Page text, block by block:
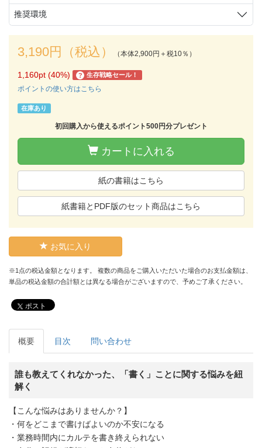
推奨環境
3,190円（税込） （本体2,900円＋税10％）
1,160pt (40%) ? 生存戦略セール！
ポイントの使い方はこちら
在庫あり
初回購入から使えるポイント500円分プレゼント
カートに入れる
紙の書籍はこちら
紙書籍とPDF版のセット商品はこちら
お気に入り
※1点の税込金額となります。 複数の商品をご購入いただいた場合のお支払金額は、
単品の税込金額の合計額とは異なる場合がございますので、予めご了承ください。
ポスト
概要 目次 問い合わせ
誰も教えてくれなかった、「書く」ことに関する悩みを紐
解く
【こんな悩みはありませんか？】
・何をどこまで書けばよいのか不安になる
・業務時間内にカルテを書き終えられない